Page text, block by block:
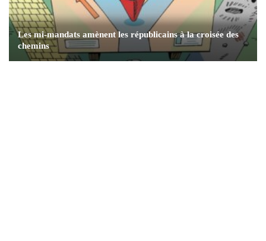
Les mi-mandats amènent les républicains à la croisée des
chemins